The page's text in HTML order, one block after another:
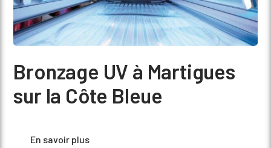
Bronzage UV à Martigues
sur la Côte Bleue
En savoir plus